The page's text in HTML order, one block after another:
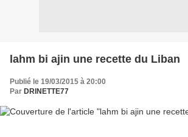
lahm bi ajin une recette du Liban
Publié le 19/03/2015 à 20:00
Par DRINETTE77